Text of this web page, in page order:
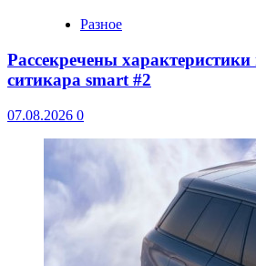
Разное
Рассекречены
ситикара smart #2
07.08.2026 0